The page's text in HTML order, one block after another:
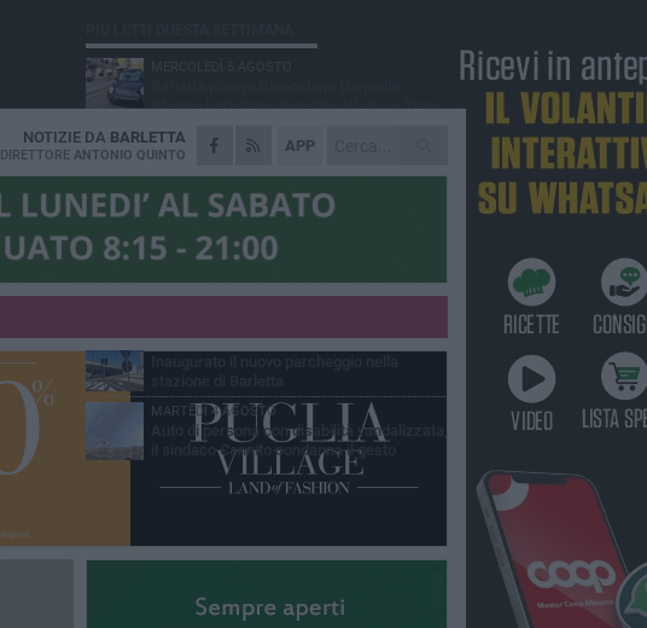
APP
NOTIZIE DA BARLETTA
DIRETTORE ANTONIO QUINTO
64enne barlettano investito all'alba a Trani
GIOVEDÌ 6 AGOSTO
Il ricordo di "Cecco", il benzinaio col
sorriso: «Contava i giorni che lo
separavano dalla pensione»
MERCOLEDÌ 5 AGOSTO
sopralluogo nell'area dell'evento
Beni confiscati alla mafia. Nasce il servizio
VENERDÌ 31 LUGLIO
MARTEDÌ 4 AGOSTO
Auto di persona con disabilità vandalizzata,
il sindaco Cannito condanna il gesto